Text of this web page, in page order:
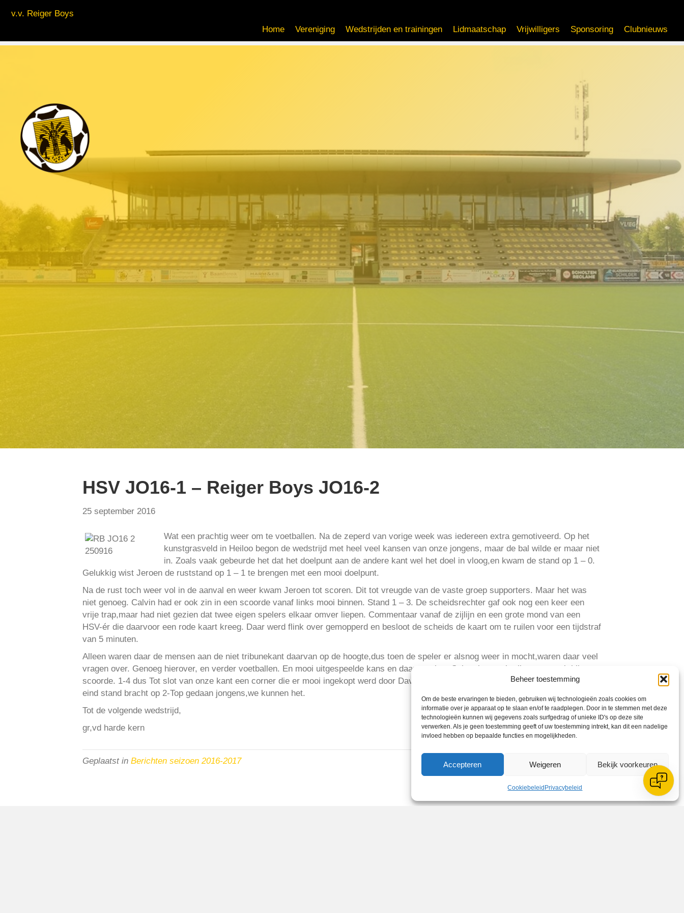
Beheer toestemming
Om de beste ervaringen te bieden, gebruiken wij technologieën zoals cookies om
informatie over je apparaat op te slaan en/of te raadplegen. Door in te stemmen met deze
technologieën kunnen wij gegevens zoals surfgedrag of unieke ID's op deze site
verwerken. Als je geen toestemming geeft of uw toestemming intrekt, kan dit een nadelige
invloed hebben op bepaalde functies en mogelijkheden.
Accepteren Weigeren Bekijk voorkeuren
Cookiebeleid Privacybeleid
v.v. Reiger Boys
Home
Vereniging Wedstrijden en trainingen Lidmaatschap Vrijwilligers Sponsoring Clubnieuws
HSV JO16-1 – Reiger Boys JO16-2
25 september 2016
Wat een prachtig weer om te voetballen. Na de zeperd van vorige week was iedereen extra gemotiveerd. Op het
kunstgrasveld in Heiloo begon de wedstrijd met heel veel kansen van onze jongens, maar de bal wilde er maar niet
in. Zoals vaak gebeurde het dat het doelpunt aan de andere kant wel het doel in vloog,en kwam de stand op 1 – 0.
Gelukkig wist Jeroen de ruststand op 1 – 1 te brengen met een mooi doelpunt.
Na de rust toch weer vol in de aanval en weer kwam Jeroen tot scoren. Dit tot vreugde van de vaste groep supporters. Maar het was
niet genoeg. Calvin had er ook zin in een scoorde vanaf links mooi binnen. Stand 1 – 3. De scheidsrechter gaf ook nog een keer een
vrije trap,maar had niet gezien dat twee eigen spelers elkaar omver liepen. Commentaar vanaf de zijlijn en een grote mond van een
HSV-ér die daarvoor een rode kaart kreeg. Daar werd flink over gemopperd en besloot de scheids de kaart om te ruilen voor een tijdstraf
van 5 minuten.
Alleen waren daar de mensen aan de niet tribunekant daarvan op de hoogte,dus toen de speler er alsnog weer in mocht,waren daar veel
vragen over. Genoeg hierover, en verder voetballen. En mooi uitgespeelde kans en daar maaktte Sebastiaan gebruik van en ook hij
scoorde. 1-4 dus Tot slot van onze kant een corner die er mooi ingekopt werd door Dave T.die later maar een penalty veroorzaakte en de
eind stand bracht op 2-Top gedaan jongens,we kunnen het.
Tot de volgende wedstrijd,
gr,vd harde kern
Geplaatst in Berichten seizoen 2016-2017